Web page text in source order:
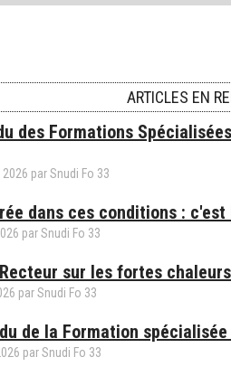
ARTICLES EN
des Formations
2026 parSnudi Fo 33
dans ces conditions : c'est
parSnudi Fo 33
sur les fortes chaleurs
parSnudi Fo 33
de la Formation
parSnudi Fo 33